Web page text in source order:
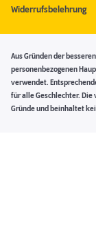
Widerrufsbelehrung
Aus Gründen der
personenbezogenen
verwendet.
für alle Geschlechter.
Gründe und beinhaltet